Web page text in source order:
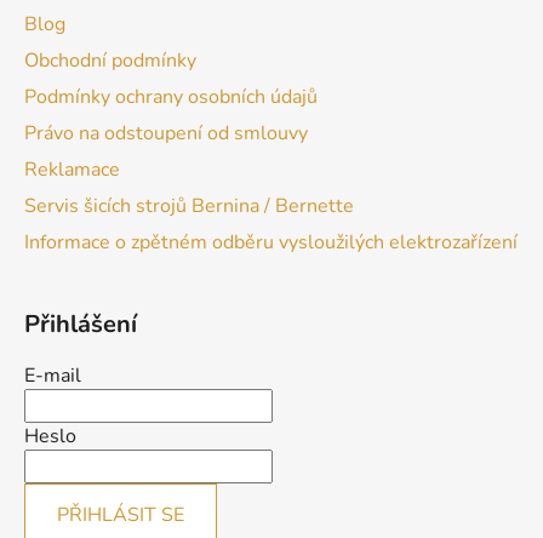
Blog
Obchodní podmínky
Podmínky ochrany osobních údajů
Právo na odstoupení od smlouvy
Reklamace
Servis šicích strojů Bernina / Bernette
Informace o zpětném odběru vysloužilých elektrozařízení
Přihlášení
E-mail
Heslo
PŘIHLÁSIT SE